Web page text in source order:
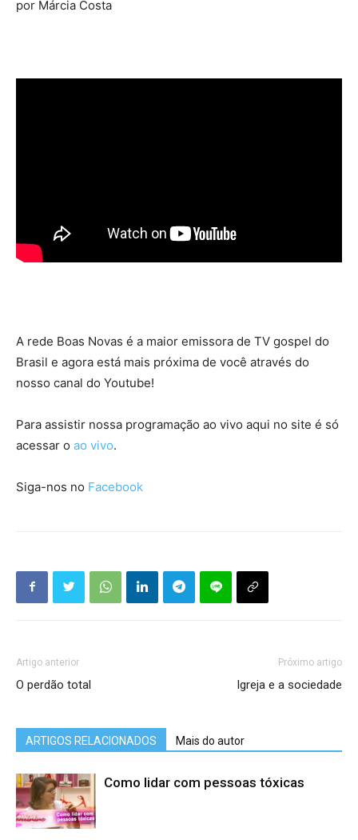
por Márcia Costa
A rede Boas Novas é a maior emissora de TV gospel do
Brasil e agora está mais próxima de você através do
nosso canal do Youtube!
Para assistir nossa programação ao vivo aqui no site é só
acessar o ao vivo.
Siga-nos no Facebook
Artigo anterior
O perdão total
Próximo artigo
Igreja e a sociedade
ARTIGOS RELACIONADOS Mais do autor
Como lidar com pessoas tóxicas